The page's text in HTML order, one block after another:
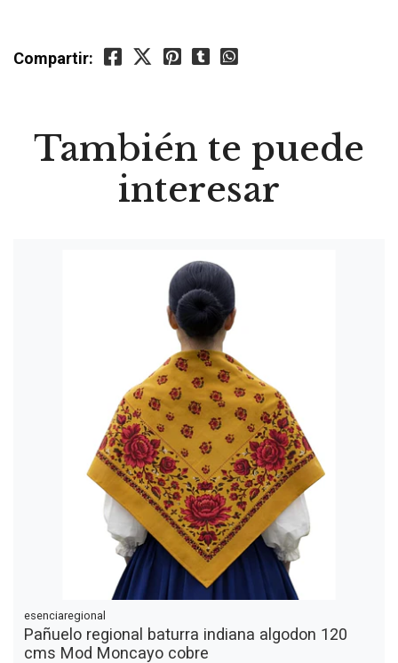
Compartir:
También te puede
interesar
esenciaregional
Pañuelo regional baturra indiana algodon 120
cms Mod Moncayo cobre